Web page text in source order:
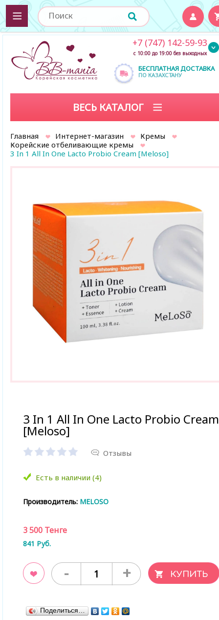
БЕСПЛАТНАЯ ДОСТАВКА
ПО КАЗАХСТАНУ
+7 (747) 142-59-93
с 10:00 до 19:00 без выходных
ВЕСЬ КАТАЛОГ
Главная Интернет-магазин
Кремы
Корейские отбеливающие кремы
3 In 1 All In One Lacto Probio Cream [Meloso]
3 In 1 All In One Lacto Probio Cream
[Meloso]
Отзывы
Есть в наличии (4)
Производитель: MELOSO
3 500 Тенге
841 Руб.
- +
Поделиться…